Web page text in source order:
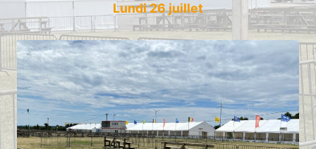
Lundi 26 juillet